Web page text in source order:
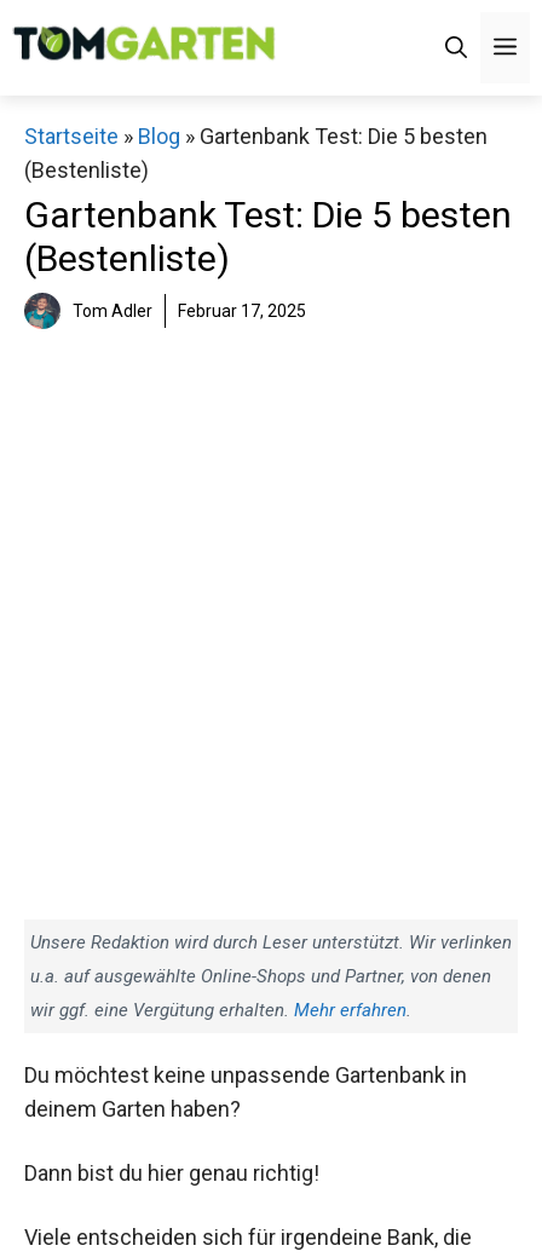
Inhalt
Startseite » Blog » Gartenbank Test: Die 5 besten
(Bestenliste)
Gartenbank Test: Die 5 besten
(Bestenliste)
Tom Adler Februar 17, 2025
Unsere Redaktion wird durch Leser unterstützt. Wir verlinken
u.a. auf ausgewählte Online-Shops und Partner, von denen
wir ggf. eine Vergütung erhalten. Mehr erfahren.
Du möchtest keine unpassende Gartenbank in
deinem Garten haben?
Dann bist du hier genau richtig!
Viele entscheiden sich für irgendeine Bank, die